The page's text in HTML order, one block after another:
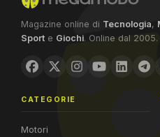
Magazine online di Tecnologia,
Sport e Giochi. Online dal 2005.
CATEGORIE
Motori